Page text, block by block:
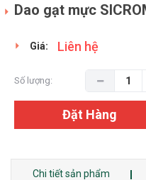
Dao gạt mực
Giá: Liên hệ
Số lượng:
Đặt Hàng
Chi tiết sản phẩm